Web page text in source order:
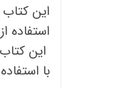
این
استفاده
این
با